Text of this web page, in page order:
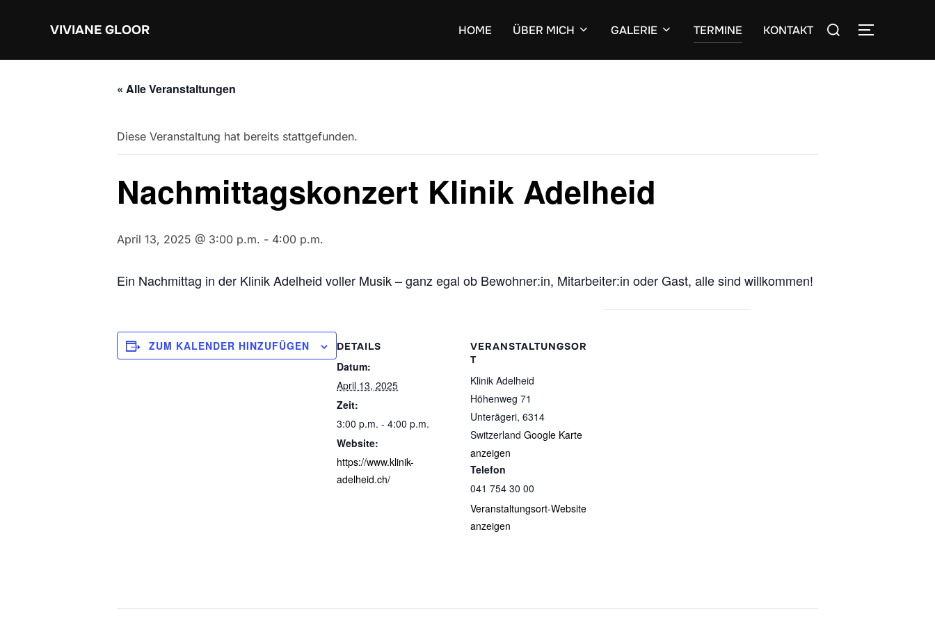
VIVIANE GLOOR HOME ÜBER MICH GALERIE TERMINE KONTAKT
Suchen
« Alle Veranstaltungen
Diese Veranstaltung hat bereits stattgefunden.
Nachmittagskonzert Klinik Adelheid
April 13, 2025 @ 3:00 p.m. - 4:00 p.m.
Ein Nachmittag in der Klinik Adelheid voller Musik – ganz egal ob Bewohner:in, Mitarbeiter:in oder Gast, alle sind willkommen!
ZUM KALENDER HINZUFÜGEN DETAILS
Datum:
April 13, 2025
Zeit:
3:00 p.m. - 4:00 p.m.
Website:
https://www.klinik-
adelheid.ch/
VERANSTALTUNGSOR
T
Klinik Adelheid
Höhenweg 71
Unterägeri, 6314
Switzerland Google Karte
anzeigen
Telefon
041 754 30 00
Veranstaltungsort-Website
anzeigen